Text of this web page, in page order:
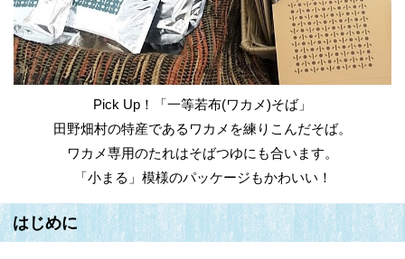
Pick Up！「一等若布(ワカメ)そば」
田野畑村の特産であるワカメを練りこんだそば。
ワカメ専用のたれはそばつゆにも合います。
「小まる」模様のパッケージもかわいい！
はじめに